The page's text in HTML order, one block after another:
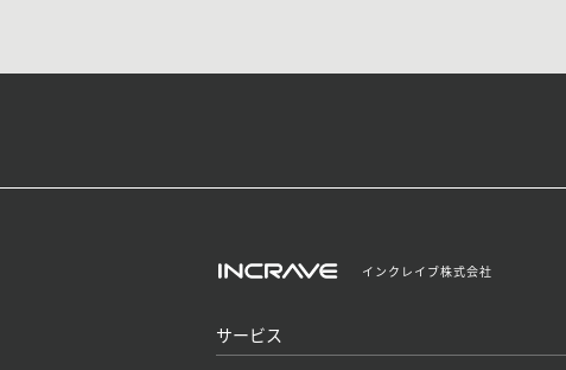
インクレイブ株式会社
サービス